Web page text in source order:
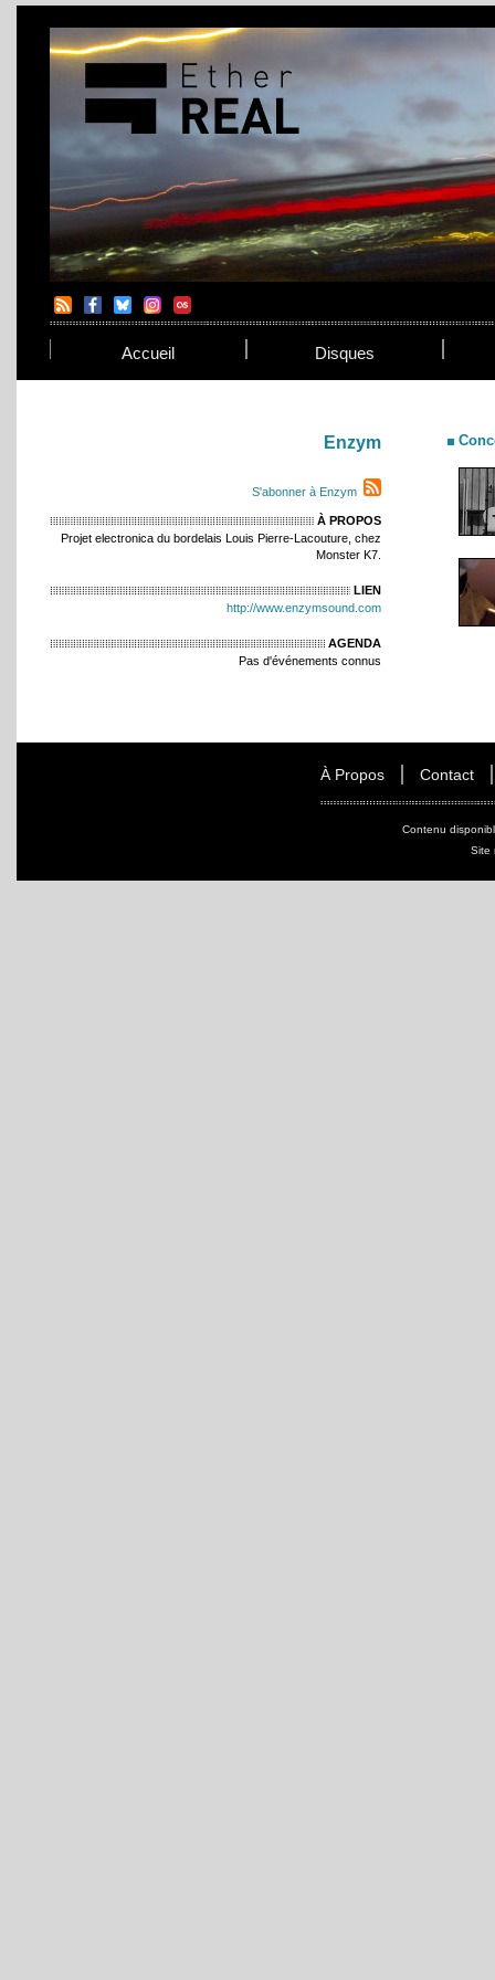
Accueil Disques
Enzym
S'abonner à Enzym
À PROPOS
Projet electronica du bordelais Louis Pierre-Lacouture, chez
Monster K7.
LIEN
http://www.enzymsound.com
AGENDA
Pas d'événements connus
À Propos Contact
Contenu
Site